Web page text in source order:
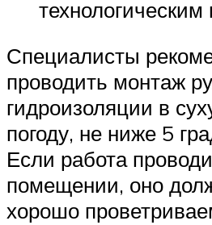
Специалисты
проводить монтаж
гидроизоляции в
погоду, не ниже 5
Если работа
помещении, оно
хорошо